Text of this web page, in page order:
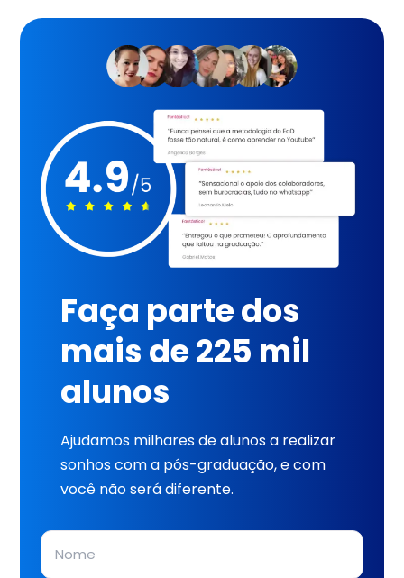
Faça parte dos
mais de 225 mil
alunos
Ajudamos milhares de alunos a realizar
sonhos com a pós-graduação, e com
você não será diferente.